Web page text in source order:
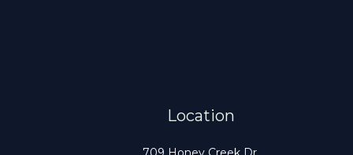
Location